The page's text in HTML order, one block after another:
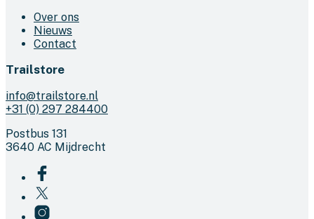
Over ons
Nieuws
Contact
Trailstore
info@trailstore.nl
+31 (0) 297 284400
Postbus 131
3640 AC Mijdrecht